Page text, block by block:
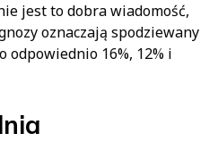
jest to dobra wiadomość,
oznaczają spodziewany
odpowiednio 16%, 12% i